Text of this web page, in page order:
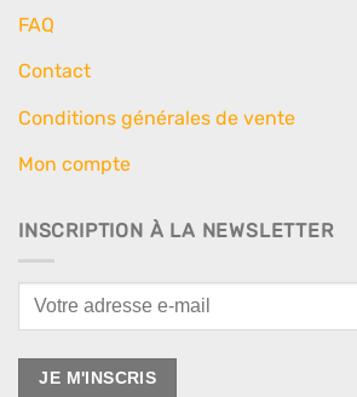
FAQ
Contact
Conditions générales de vente
Mon compte
INSCRIPTION À LA NEWSLETTER